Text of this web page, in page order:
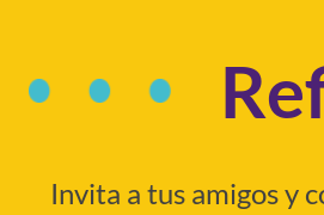
Invita a tus amigos y